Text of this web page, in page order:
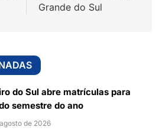
Grande do Sul
do Sul abre matrículas para
semestre do ano
de 2026